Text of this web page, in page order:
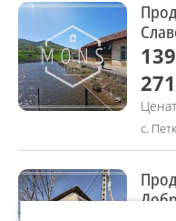
с.